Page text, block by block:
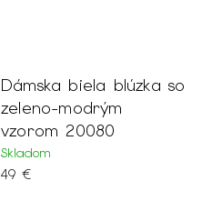
Dámska biela blúzka so
zeleno-modrým
vzorom 20080
Skladom
49 €